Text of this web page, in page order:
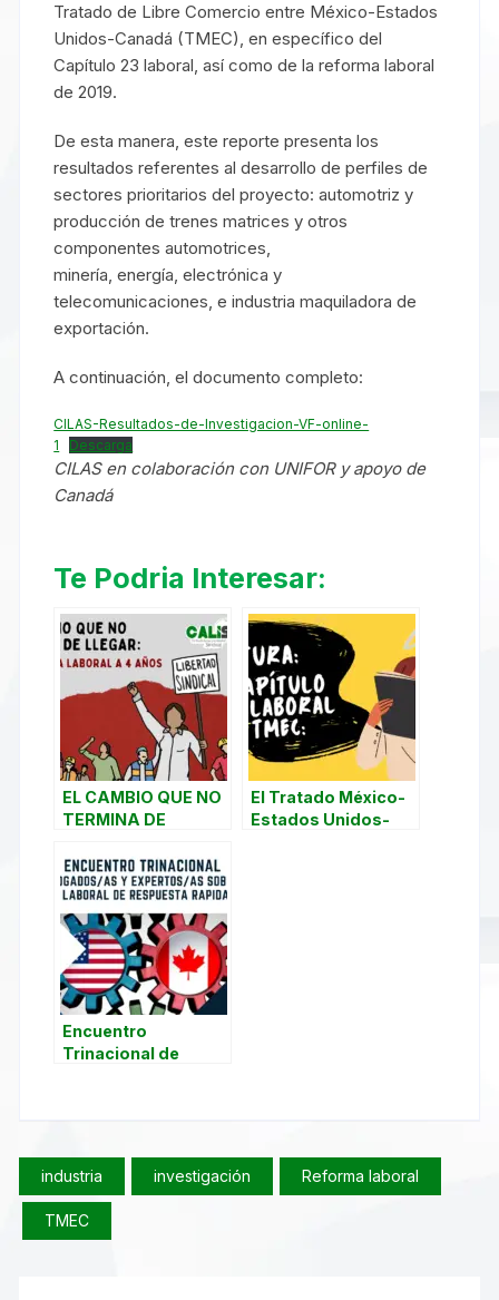
Tratado de Libre Comercio entre México-Estados
Unidos-Canadá (TMEC), en específico del
Capítulo 23 laboral, así como de la reforma laboral
de 2019.
De esta manera, este reporte presenta los
resultados referentes al desarrollo de perfiles de
sectores prioritarios del proyecto: automotriz y
producción de trenes matrices y otros
componentes automotrices,
minería, energía, electrónica y
telecomunicaciones, e industria maquiladora de
exportación.
A continuación, el documento completo:
CILAS-Resultados-de-Investigacion-VF-online-
1
Descarga
CILAS en colaboración con UNIFOR y apoyo de
Canadá
Te Podria Interesar:
EL CAMBIO QUE NO
TERMINA DE
El Tratado México-
Estados Unidos-
Encuentro
Trinacional de
Rápida del T-MEC
industria investigación Reforma laboral
TMEC